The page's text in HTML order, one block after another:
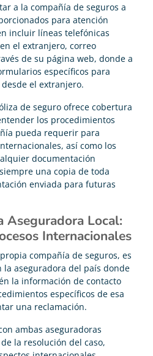
a la compañía de seguros a
para atención
incluir líneas telefónicas
el extranjero, correo
de su página web, donde a
específicos para
el extranjero.
de seguro ofrece cobertura
los procedimientos
pueda requerir para
así como los
documentación
una copia de toda
enviada para futuras
Aseguradora Local:
Internacionales
compañía de seguros, es
la aseguradora del país donde
la información de contacto
específicos de esa
una reclamación.
ambas aseguradoras
la resolución del caso,